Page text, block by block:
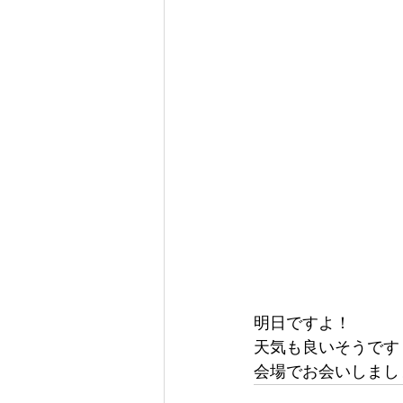
明日ですよ！
天気も良いそうです
会場でお会いしまし